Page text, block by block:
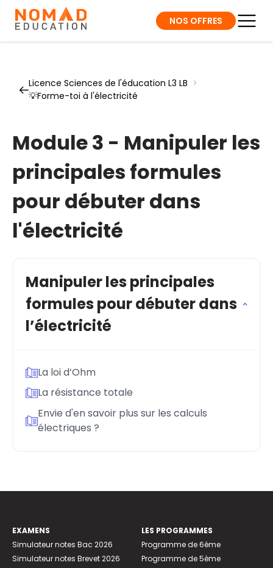
NOS OFFRES
Licence Sciences de l'éducation L3 LB >
💡Forme-toi à l'électricité
Module 3 - Manipuler les
principales formules
pour débuter dans
l'électricité
Manipuler les principales
formules pour débuter dans
l’électricité
La loi d’Ohm
La résistance totale
Envie d'en savoir plus sur les calculs
électriques ?
EXAMENS
Simulateur notes Bac 2026
Simulateur notes Brevet 2026
LES PROGRAMMES
Programme de 6ème
Programme de 5ème